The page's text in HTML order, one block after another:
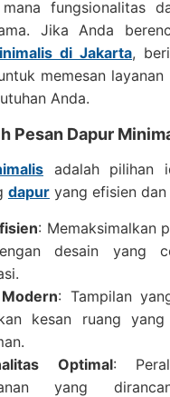
fungsionalitas
Jika Anda
di Jakarta,
memesan
Anda.
Pesan Dapur
adalah pilihan
dapuryang efisien dan
: Memaksimalkan
desain yang
: Tampilan
kesan ruang
Optimal:
yang